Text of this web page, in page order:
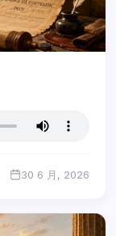
30 6 月, 2026